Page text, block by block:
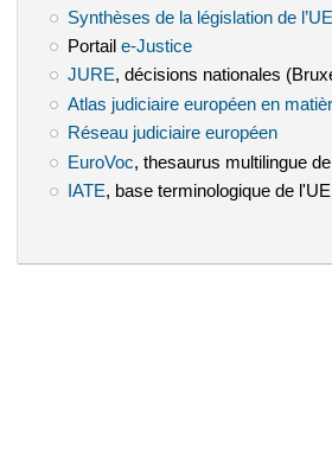
Synthèses de la législation de l’UE
Portail e-Justice(le lien est externe)
JURE(le lien est externe)
, décisions nationales
Atlas judiciaire européen en
Réseau judiciaire européen(le lien
EuroVoc (le lien est externe)
, thesaurus multilingue
IATE (le lien est externe)
, base terminologique de l'UE